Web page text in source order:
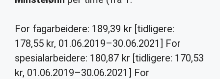
For fagarbeidere: 189,39 kr [tidligere:
178,55 kr, 01.06.2019–30.06.2021] For
spesialarbeidere: 180,87 kr [tidligere: 170,53
kr, 01.06.2019–30.06.2021] For